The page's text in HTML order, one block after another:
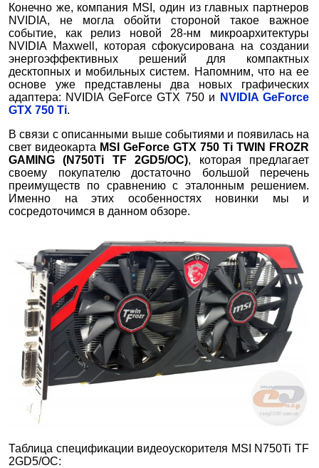
Конечно же, компания MSI, один из главных партнеров
NVIDIA, не могла обойти стороной такое важное
событие, как релиз новой 28-нм микроархитектуры
NVIDIA Maxwell, которая сфокусирована на создании
энергоэффективных решений для компактных
десктопных и мобильных систем. Напомним, что на ее
основе уже представлены два новых графических
адаптера: NVIDIA GeForce GTX 750 и
NVIDIA GeForce
GTX 750 Ti.
В связи с описанными выше событиями и появилась на
свет видеокарта MSI GeForce GTX 750Ti TWIN
FROZR
GAMING (N750Ti TF2GD5/ОС), которая предлагает
своему покупателю достаточно большой перечень
преимуществ по сравнению с эталонным решением.
Именно на этих особенностях новинки мы и
сосредоточимся в данном обзоре.
Таблица спецификации видеоускорителя MSI N750Ti TF
2GD5/ОС: